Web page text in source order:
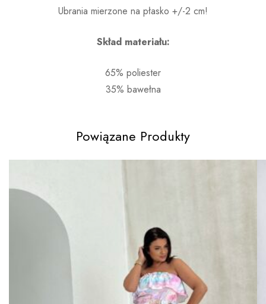
Ubrania mierzone na płasko +/-2 cm!
Skład materiału:
65% poliester
35% bawełna
Powiązane Produkty